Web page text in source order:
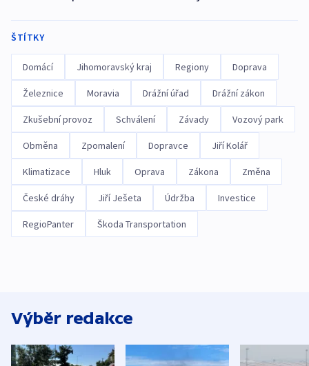
ŠTÍTKY
Domácí Jihomoravský kraj Regiony Doprava
Železnice Moravia Drážní úřad Drážní zákon
Zkušební provoz Schválení Závady Vozový park
Obměna Zpomalení Dopravce Jiří Kolář
Klimatizace Hluk Oprava Zákona Změna
České dráhy Jiří Ješeta Údržba Investice
RegioPanter Škoda Transportation
Výběr redakce